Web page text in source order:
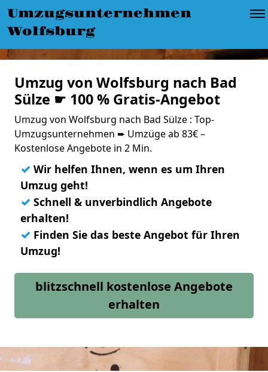
Umzugsunternehmen
Wolfsburg
Umzug von Wolfsburg nach Bad
Sülze ☛ 100 % Gratis-Angebot
Umzug von Wolfsburg nach Bad Sülze : Top-
Umzugsunternehmen ➨ Umzüge ab 83€ –
Kostenlose Angebote in 2 Min.
✓ Wir helfen Ihnen, wenn es um Ihren
Umzug geht!
✓ Schnell & unverbindlich Angebote
erhalten!
✓ Finden Sie das beste Angebot für Ihren
Umzug!
blitzschnell kostenlose Angebote
erhalten